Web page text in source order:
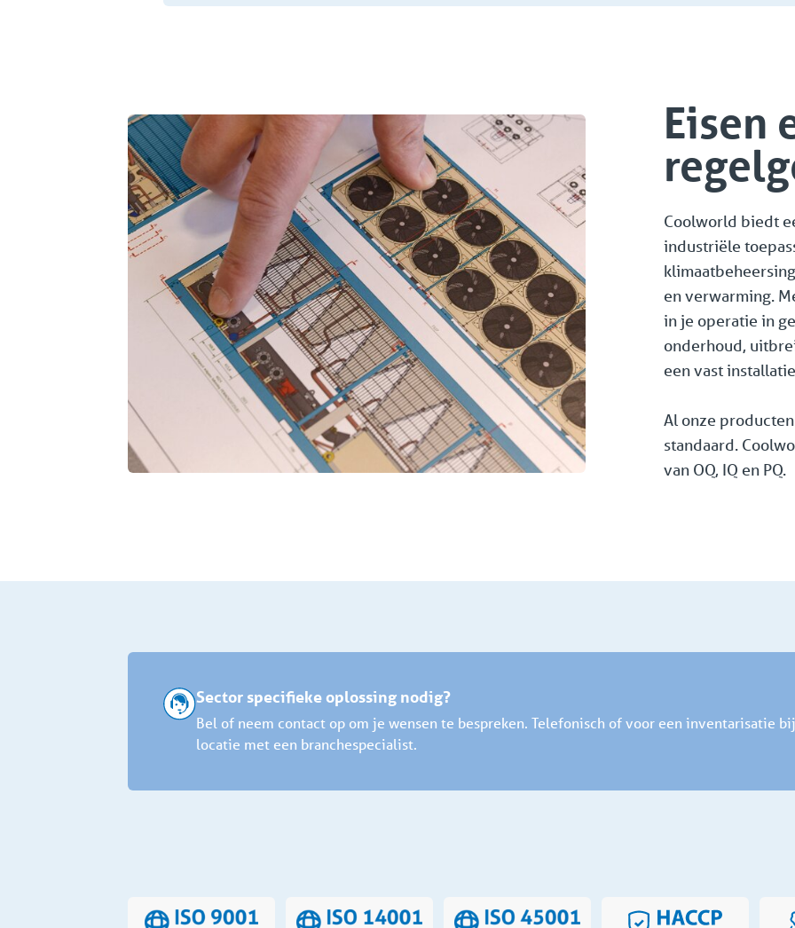
Eisen
Coolworld biedt
industriële
en verwarming.
in je operatie in
onderhoud,
een vast
Al onze producten
standaard.
van OQ, IQ en PQ.
Sector specifieke oplossing nodig?
Bel of neem contact op om je wensen te bespreken. Telefonisch of voor een inventarisatie
locatie met een branchespecialist.